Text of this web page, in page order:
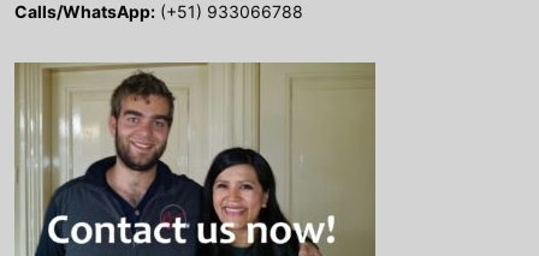
Calls/WhatsApp: (+51) 933066788